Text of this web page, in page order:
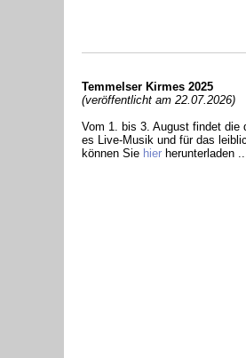
Temmelser Kirmes 2025
(veröffentlicht am 22.07.2026)
Vom 1. bis 3. August findet die
es Live-Musik und für das
können Sie hier herunterladen